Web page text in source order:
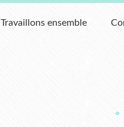
Travaillons ensemble